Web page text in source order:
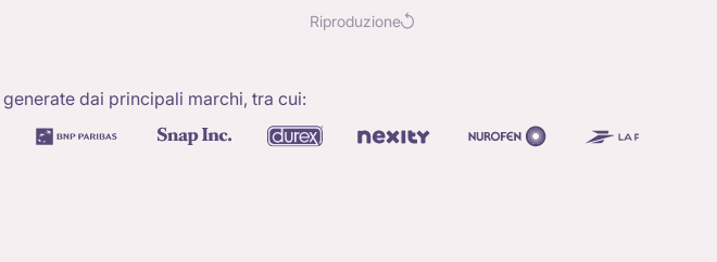
Riproduzione
generate dai principali marchi, tra cui: